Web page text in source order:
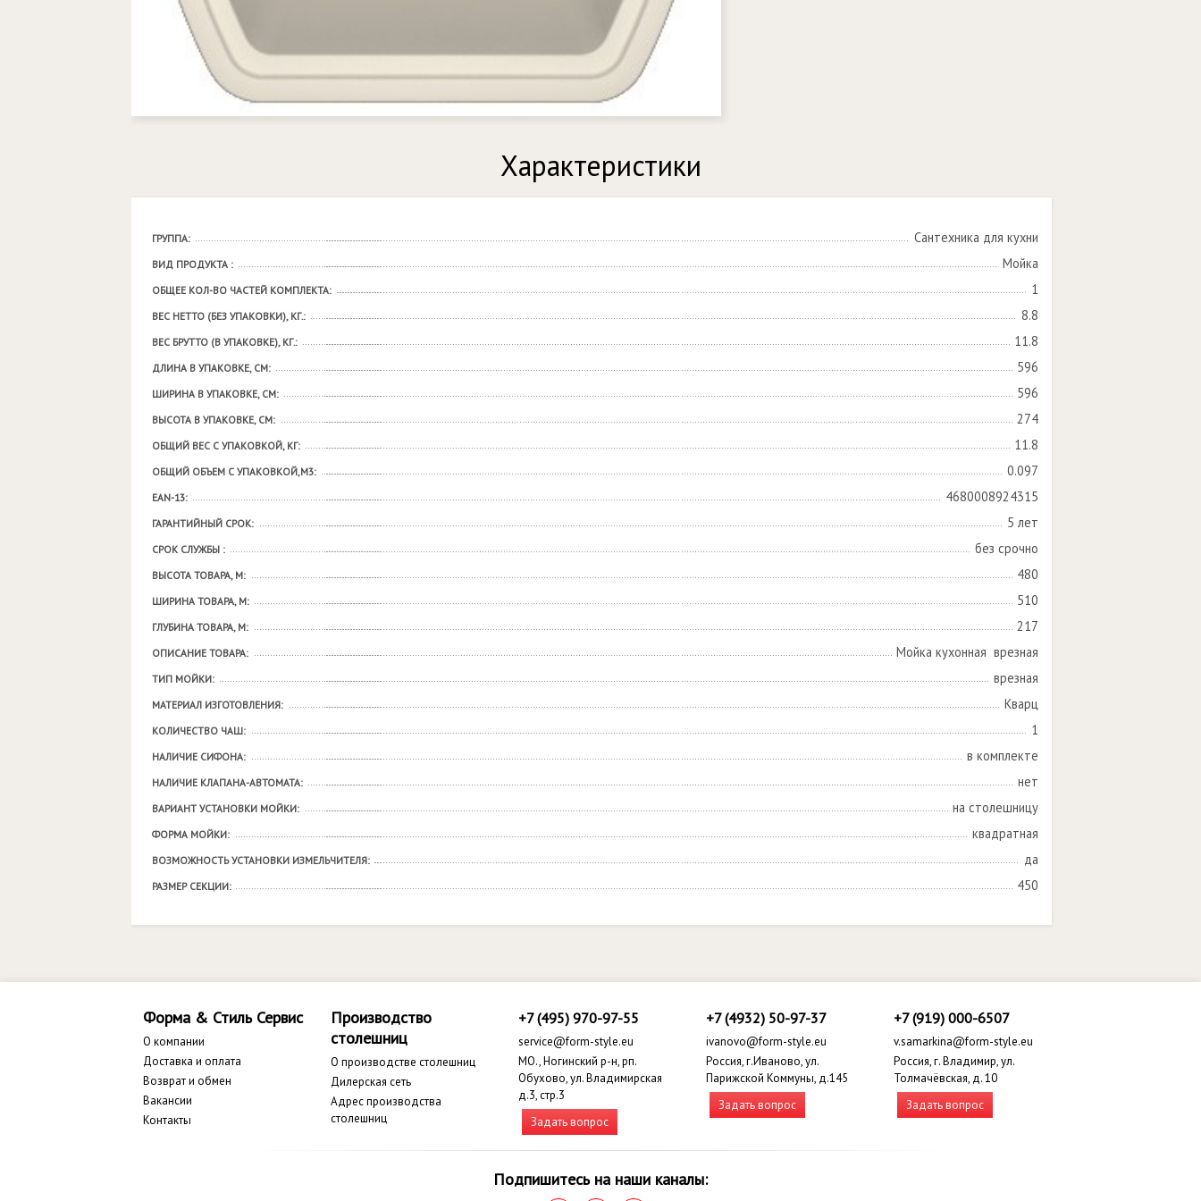
Характеристики
ГРУППА: Сантехника для кухни
ВИД ПРОДУКТА : Мойка
ОБЩЕЕ КОЛ-ВО ЧАСТЕЙ КОМПЛЕКТА: 1
ВЕС НЕТТО (БЕЗ УПАКОВКИ), КГ.: 8.8
ВЕС БРУТТО (В УПАКОВКЕ), КГ.: 11.8
ДЛИНА В УПАКОВКЕ, СМ: 596
ШИРИНА В УПАКОВКЕ, СМ: 596
ВЫСОТА В УПАКОВКЕ, СМ: 274
ОБЩИЙ ВЕС С УПАКОВКОЙ, КГ: 11.8
ОБЩИЙ ОБЪЕМ С УПАКОВКОЙ,М3: 0.097
EAN-13: 4680008924315
ГАРАНТИЙНЫЙ СРОК: 5 лет
СРОК СЛУЖБЫ : без срочно
ВЫСОТА ТОВАРА, М: 480
ШИРИНА ТОВАРА, М: 510
ГЛУБИНА ТОВАРА, М: 217
ОПИСАНИЕ ТОВАРА: Мойка кухонная  врезная
ТИП МОЙКИ: врезная
МАТЕРИАЛ ИЗГОТОВЛЕНИЯ: Кварц
КОЛИЧЕСТВО ЧАШ: 1
НАЛИЧИЕ СИФОНА: в комплекте
НАЛИЧИЕ КЛАПАНА-АВТОМАТА: нет
ВАРИАНТ УСТАНОВКИ МОЙКИ: на столешницу
ФОРМА МОЙКИ: квадратная
ВОЗМОЖНОСТЬ УСТАНОВКИ ИЗМЕЛЬЧИТЕЛЯ: да
РАЗМЕР СЕКЦИИ: 450
Форма & Стиль Сервис
О компании
Доставка и оплата
Возврат и обмен
Вакансии
Контакты
Производство
столешниц
О производстве столешниц
Дилерская сеть
Адрес производства
столешниц
+7 (495) 970-97-55
service@form-style.eu
МО., Ногинский р-н, рп.
Обухово, ул. Владимирская
д.3, стр.3
Задать вопрос
+7 (4932) 50-97-37
ivanovo@form-style.eu
Россия, г.Иваново, ул.
Парижской Коммуны, д.145
Задать вопрос
+7 (919) 000-6507
v.samarkina@form-style.eu
Россия, г. Владимир, ул.
Толмачёвская, д. 10
Задать вопрос
Подпишитесь на наши каналы: